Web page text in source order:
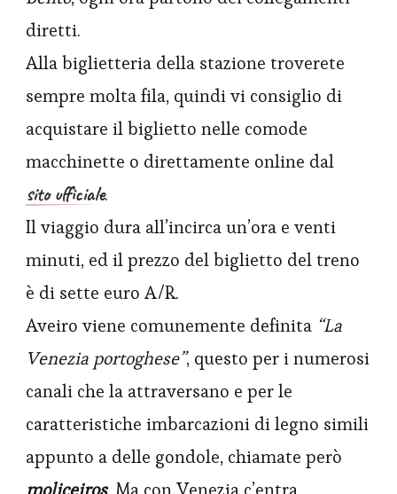
diretti.
Alla biglietteria della stazione troverete
sempre molta fila, quindi vi consiglio di
acquistare il biglietto nelle comode
macchinette o direttamente online dal
sito ufficiale.
Il viaggio dura all’incirca un’ora e venti
minuti, ed il prezzo del biglietto del treno
è di sette euro A/R.
Aveiro viene comunemente definita “La
Venezia portoghese”, questo per i numerosi
canali che la attraversano e per le
caratteristiche imbarcazioni di legno simili
appunto a delle gondole, chiamate però
moliceiros. Ma con Venezia c’entra